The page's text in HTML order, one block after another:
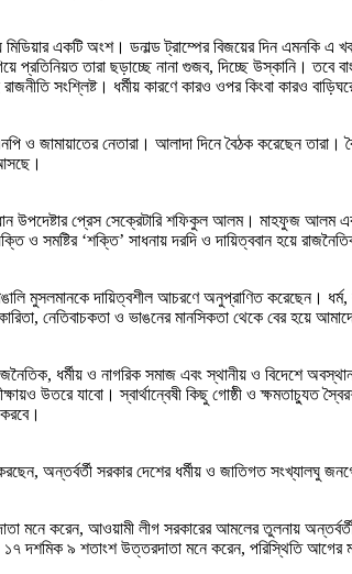
একটি অংশ। ডনাল্ড ট্রাম্পের বিজয়ের দিন এমনকি এ
প্রতিনিয়ত তারা ছড়াচ্ছে নানা গুজব, দিচ্ছে উস্কানি। তবে
সংশ্লিষ্ট। ধর্মীয় কারণে কারও ওপর কিংবা কারও
ও জামায়াতের নেতারা। আলাদা দিনে বৈঠক করেছেন
উপদেষ্টার প্রেস সেক্রেটারি শফিকুল আলম। মাহফুজ আলম
ও সমষ্টির ‘শক্তি’ সাধনায় দরদি ও দায়িত্ববান হয়ে
মুসলমানকে দায়িত্বশীল আচরণে অনুপ্রাণিত করেছেন। ধর্ম,
নেতিবাচকতা ও ভাঙনের মানসিকতা থেকে বের হয়ে
ধর্মীয় ও নাগরিক সমাজ এবং স্থানীয় ও বিদেশে
উতরে যাবো। স্বার্থান্বেষী কিছু গোষ্ঠী ও ক্ষমতাচ্যুত
অন্তর্বর্তী সরকার দেশের ধর্মীয় ও জাতিগত সংখ্যালঘু
মনে করেন, আওয়ামী লীগ সরকারের আমলের তুলনায়
১৭ দশমিক ৯ শতাংশ উত্তরদাতা মনে করেন, পরিস্থিতি